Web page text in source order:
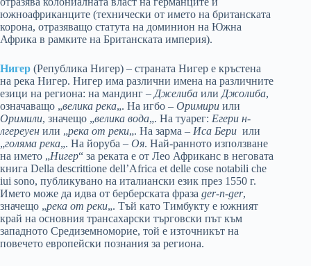
южноафриканците (технически от името на британската
корона, отразяващо статута на доминион на Южна
Африка в рамките на Британската империя).
Нигер (Република Нигер) – страната Нигер е кръстена
на река Нигер. Нигер има различни имена на различните
езици на региона: на мандинг – Джелиба или Джолиба,
означаващо „велика река„. На игбо – Оримири или
Оримили, значещо „велика вода„. На туарег: Егери н-
лгереуен или „река от реки„. На зарма – Иса Бери или
„голяма река„. На йоруба – Оя. Най-ранното използване
на името „Нигер“ за реката е от Лео Африканс в неговата
книга Della descrittione dell’Africa et delle cose notabili che
iui sono, публикувано на италиански език през 1550 г.
Името може да идва от берберската фраза ger-n-ger,
значещо „река от реки„. Тъй като Тимбукту е южният
край на основния трансахарски търговски път към
западното Средиземноморие, той е източникът на
повечето европейски познания за региона.